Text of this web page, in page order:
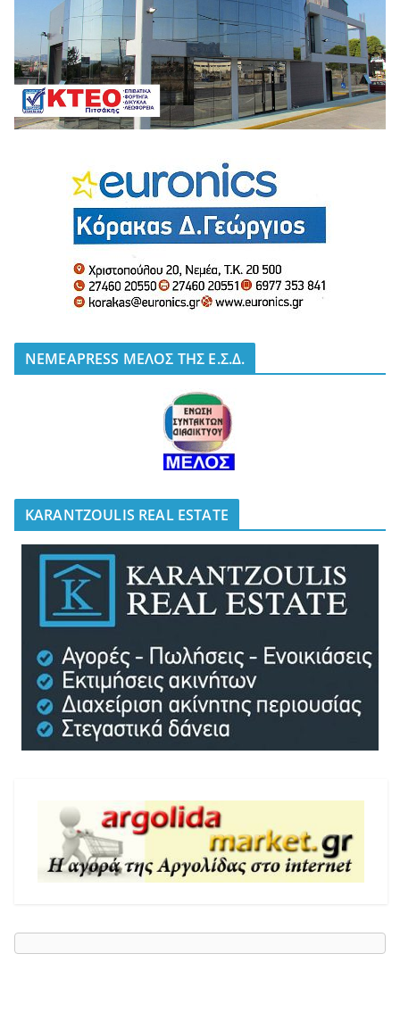
NEMEAPRESS ΜΕΛΟΣ ΤΗΣ Ε.Σ.Δ.
KARANTZOULIS REAL ESTATE